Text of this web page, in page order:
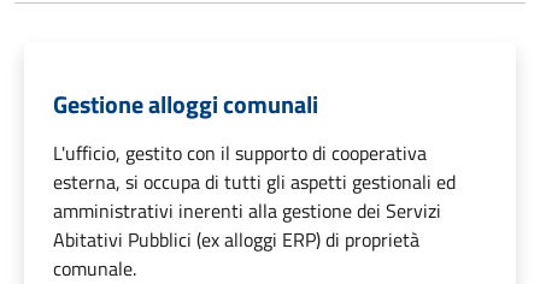
Gestione alloggi comunali
L'ufficio, gestito con il supporto di cooperativa
esterna, si occupa di tutti gli aspetti gestionali ed
amministrativi inerenti alla gestione dei Servizi
Abitativi Pubblici (ex alloggi ERP) di proprietà
comunale.